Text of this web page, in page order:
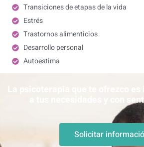
Transiciones de etapas de la vida
Estrés
Trastornos alimenticios
Desarrollo personal
Autoestima
a tus necesidades y con
Solicitar